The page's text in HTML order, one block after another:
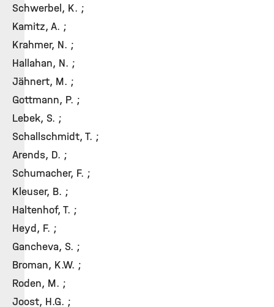
Schwerbel, K. ;
Kamitz, A. ;
Krahmer, N. ;
Hallahan, N. ;
Jähnert, M. ;
Gottmann, P. ;
Lebek, S. ;
Schallschmidt, T. ;
Arends, D. ;
Schumacher, F. ;
Kleuser, B. ;
Haltenhof, T. ;
Heyd, F. ;
Gancheva, S. ;
Broman, K.W. ;
Roden, M. ;
Joost, H.G. ;